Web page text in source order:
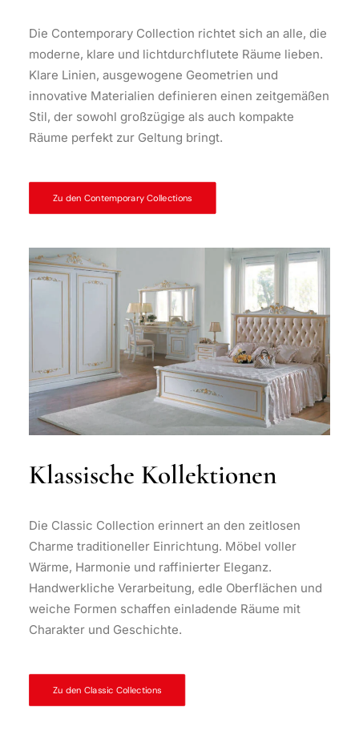
Die Contemporary Collection richtet sich an alle, die
moderne, klare und lichtdurchflutete Räume lieben.
Klare Linien, ausgewogene Geometrien und
innovative Materialien definieren einen zeitgemäßen
Stil, der sowohl großzügige als auch kompakte
Räume perfekt zur Geltung bringt.
Zu den Contemporary Collections
Klassische Kollektionen
Die Classic Collection erinnert an den zeitlosen
Charme traditioneller Einrichtung. Möbel voller
Wärme, Harmonie und raffinierter Eleganz.
Handwerkliche Verarbeitung, edle Oberflächen und
weiche Formen schaffen einladende Räume mit
Charakter und Geschichte.
Zu den Classic Collections